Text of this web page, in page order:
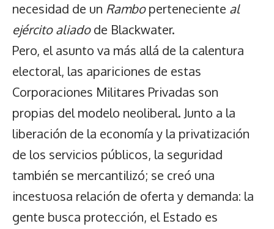
necesidad de un Ramboperteneciente al
ejército aliadode Blackwater.
Pero, el asunto va más allá de la calentura
electoral, las apariciones de estas
Corporaciones Militares Privadas son
propias del modelo neoliberal. Junto a la
liberación de la economía y la privatización
de los servicios públicos, la seguridad
también se mercantilizó; se creó una
incestuosa relación de oferta y demanda: la
gente busca protección, el Estado es